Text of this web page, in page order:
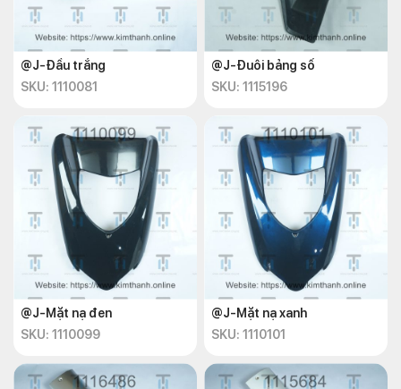
@J-Đầu trắng
SKU: 1110081
@J-Đuôi bảng số
SKU: 1115196
@J-Mặt nạ đen
SKU: 1110099
@J-Mặt nạ xanh
SKU: 1110101